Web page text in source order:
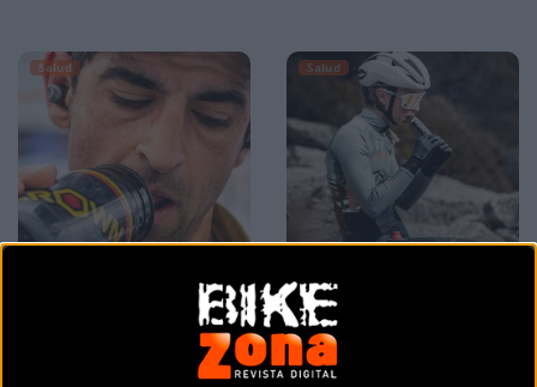
Salud
El peligro de beber solo
agua al entrenar con
calor según Crown Sport
Salud
Crown Sport Nutrition
estrena nueva web con
descuentos exclusivos